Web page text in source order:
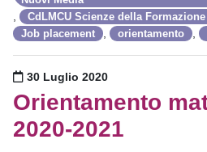
, CdLMCU Scienze della
Job placement , orientamento ,
Pubblicato il
30 Luglio 2020
Orientamento
2020-2021